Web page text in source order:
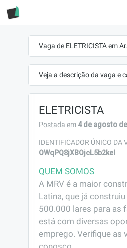
Vaga de ELETRICISTA em
Veja a descrição da vaga e
ELETRICISTA
Postada em 4 de agosto
IDENTIFICADOR ÚNICO DA
OWqPQ8jXBOjcL5b2kel
QUEM SOMOS
A MRV é a maior
Latina, que já
500.000 lares para as
está com diversas
emprego. Verifique as